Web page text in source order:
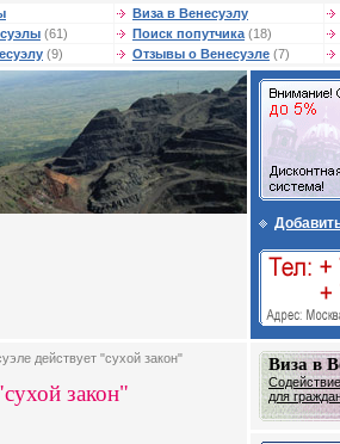
Виза в Венесуэлу
(61) Поиск попутчика (18)
(9) Отзывы о Венесуэле (7)
действует "сухой закон"
закон"
Виза в
для